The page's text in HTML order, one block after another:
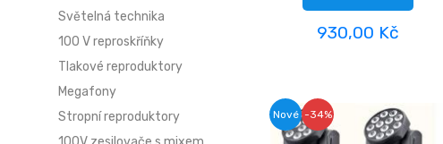
Světelná technika
100 V reproskříňky
Tlakové reproduktory
Megafony
Stropní reproduktory
930,00 Kč
Nové -34%